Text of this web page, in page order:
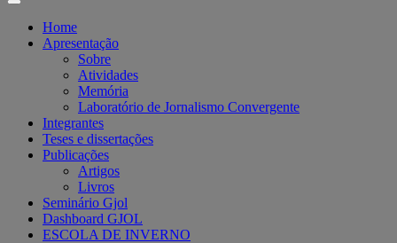
Toggle
search
field
Home
Apresentação
Sobre
Atividades
Memória
Laboratório de Jornalismo Convergente
Integrantes
Teses e dissertações
Publicações
Artigos
Livros
Seminário Gjol
Dashboard GJOL
ESCOLA DE INVERNO